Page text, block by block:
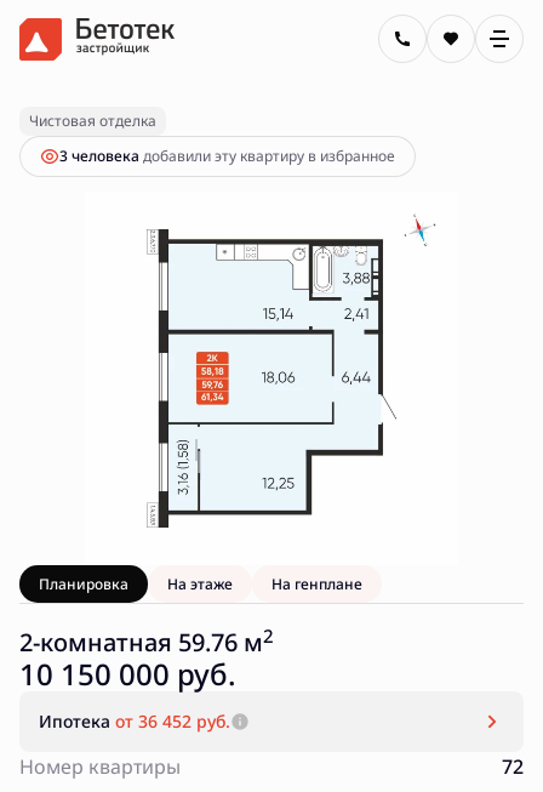
2-комнатная59.76 м 10 150 000 руб.
Ипотекаот 36 452 руб.
Чистовая отделка
3 человекa добавили эту квартиру в избранное
Планировка На этаже На генплане
2-комнатная 59.76 м2
10 150 000 руб.
Ипотека от 36 452 руб.
Номер квартиры 72